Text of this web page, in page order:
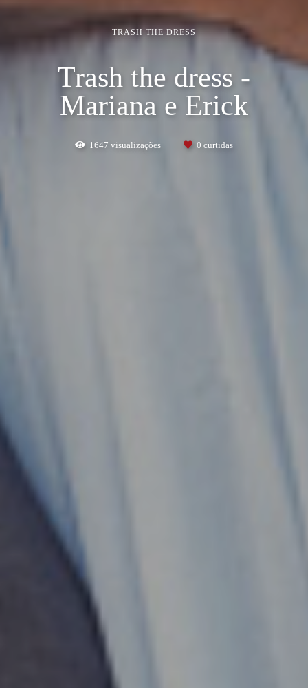
TRASH THE DRESS
Trash the dress -
Mariana e Erick
1647 visualizações 0 curtidas